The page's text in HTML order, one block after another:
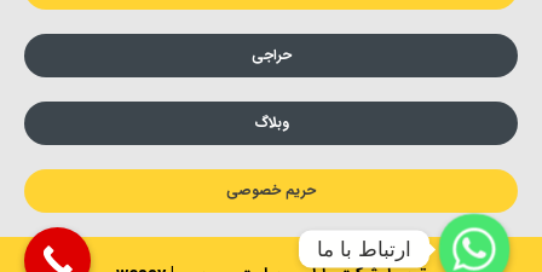
حراجی
وبلاگ
حریم خصوصی
ارتباط با ما